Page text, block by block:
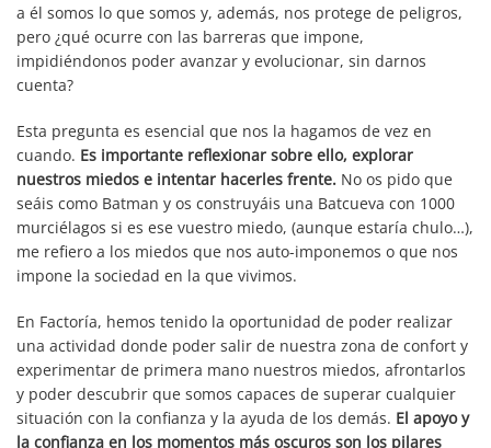
a él somos lo que somos y, además, nos protege de peligros,
pero ¿qué ocurre con las barreras que impone,
impidiéndonos poder avanzar y evolucionar, sin darnos
cuenta?
Esta pregunta es esencial que nos la hagamos de vez en
cuando. Es importante reflexionar sobre ello, explorar
nuestros miedos e intentar hacerles frente. No os pido que
seáis como Batman y os construyáis una Batcueva con 1000
murciélagos si es ese vuestro miedo, (aunque estaría chulo…),
me refiero a los miedos que nos auto-imponemos o que nos
impone la sociedad en la que vivimos.
En Factoría, hemos tenido la oportunidad de poder realizar
una actividad donde poder salir de nuestra zona de confort y
experimentar de primera mano nuestros miedos, afrontarlos
y poder descubrir que somos capaces de superar cualquier
situación con la confianza y la ayuda de los demás. El apoyo y
la confianza en los momentos más oscuros son los pilares